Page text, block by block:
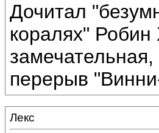
Дочитал
коралях"
перерыв
Лекс